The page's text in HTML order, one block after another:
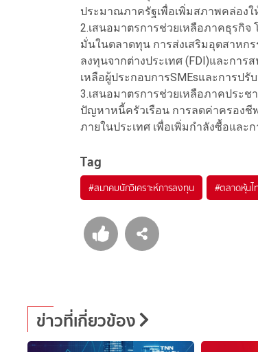
ประมาณภาครัฐเพื่อเพิ่มสภาพคล่องใ
2.เสนอมาตรการช่วยเหลือภาคธุรกิจ
มั่นในตลาดทุน การส่งเสริมอุตสาหกร
ลงทุนจากต่างประเทศ (FDI)และกา
เหลือผู้ประกอบการSMEsและการป
3.เสนอมาตรการช่วยเหลือภาคประ
ปัญหาหนี้ครัวเรือน การลดค่าครองชี
ภายในประเทศ เพื่อเพิ่มกำลังซื้อและ
Tag
#สมาคมนักวิเคราะห์การลงทุน #ตลาดหุ้นไ
ข่าวที่เกี่ยวข้อง